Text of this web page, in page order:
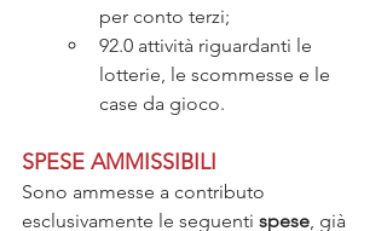
per conto terzi;
92.0 attività riguardanti le
lotterie, le scommesse e le
case da gioco.
SPESE AMMISSIBILI
Sono ammesse a contributo
esclusivamente le seguenti spese , già